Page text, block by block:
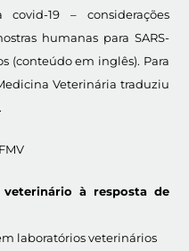
19 – considerações
humanas para SARS-
(conteúdo em inglês). Para
Veterinária traduziu
à resposta de
laboratórios veterinários